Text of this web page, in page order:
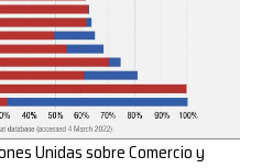
Unidas sobre Comercio y